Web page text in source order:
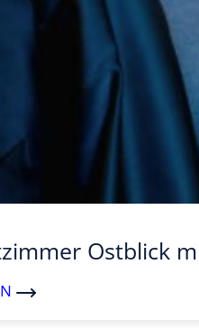
Ostblick